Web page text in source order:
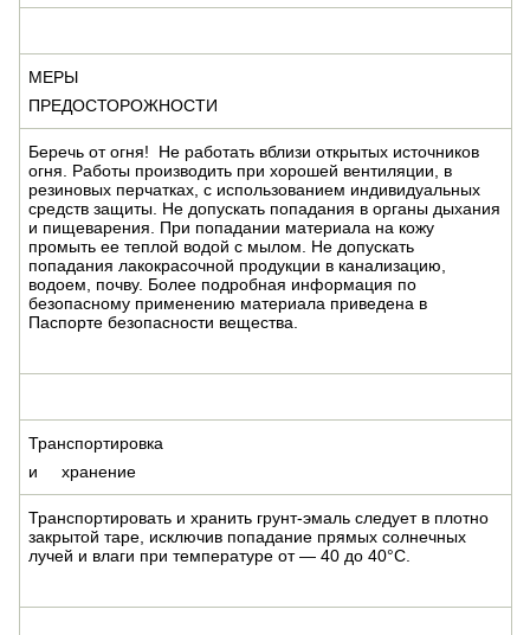
МЕРЫ
ПРЕДОСТОРОЖНОСТИ
Беречь от огня! Не работать вблизи открытых источников
огня. Работы производить при хорошей вентиляции, в
резиновых перчатках, с использованием индивидуальных
средств защиты. Не допускать попадания в органы дыхания
и пищеварения. При попадании материала на кожу
промыть ее теплой водой с мылом. Не допускать
попадания лакокрасочной продукции в канализацию,
водоем, почву. Более подробная информация по
безопасному применению материала приведена в
Паспорте безопасности вещества.
Транспортировка
и хранение
Транспортировать и хранить грунт-эмаль следует в плотно
закрытой таре, исключив попадание прямых солнечных
лучей и влаги при температуре от — 40 до 40°С.